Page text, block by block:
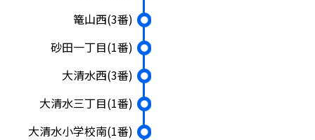
篭山西(3番)
砂田一丁目(1番)
大清水西(3番)
大清水三丁目(1番)
大清水小学校南(1番)